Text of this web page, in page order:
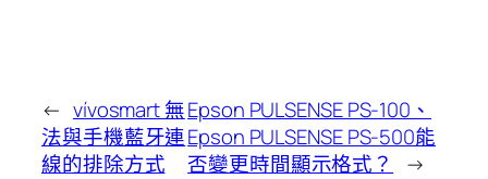
← vívosmart 無
法與手機藍牙連
線的排除方式
Epson PULSENSE PS-100、
Epson PULSENSE PS-500能
否變更時間顯示格式？
→